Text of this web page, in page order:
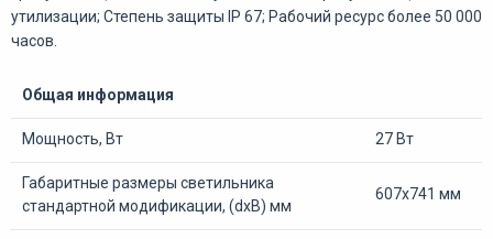
утилизации; Степень защиты IP 67; Рабочий ресурс более 50 000
часов.
Общая информация
Мощность, Вт 27 Вт
Габаритные размеры светильника
стандартной модификации, (dxB) мм
607х741 мм